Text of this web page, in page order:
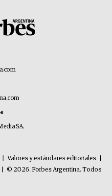
SA.
Valores y estándares editoriales
© 2026. Forbes Argentina. Todos